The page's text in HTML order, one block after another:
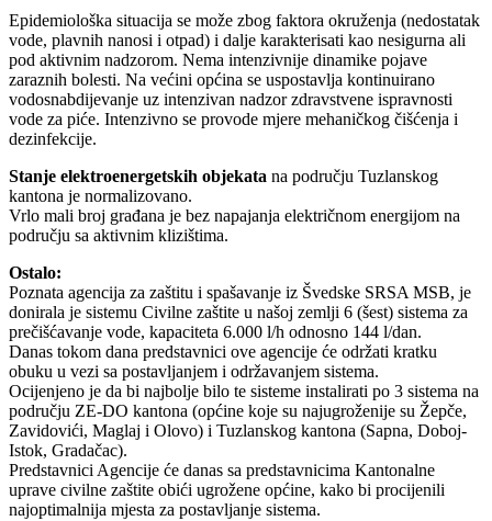
Epidemiološka situacija se može zbog faktora okruženja (nedostatak
vode, plavnih nanosi i otpad) i dalje karakterisati kao nesigurna ali
pod aktivnim nadzorom. Nema intenzivnije dinamike pojave
zaraznih bolesti. Na većini općina se uspostavlja kontinuirano
vodosnabdijevanje uz intenzivan nadzor zdravstvene ispravnosti
vode za piće. Intenzivno se provode mjere mehaničkog čišćenja i
dezinfekcije.
Stanje elektroenergetskih objekata na području Tuzlanskog
kantona je normalizovano.
Vrlo mali broj građana je bez napajanja električnom energijom na
području sa aktivnim klizištima.
Ostalo:
Poznata agencija za zaštitu i spašavanje iz Švedske SRSA MSB, je
donirala je sistemu Civilne zaštite u našoj zemlji 6 (šest) sistema za
prečišćavanje vode, kapaciteta 6.000 l/h odnosno 144 l/dan.
Danas tokom dana predstavnici ove agencije će održati kratku
obuku u vezi sa postavljanjem i održavanjem sistema.
Ocijenjeno je da bi najbolje bilo te sisteme instalirati po 3 sistema na
području ZE-DO kantona (općine koje su najugroženije su Žepče,
Zavidovići, Maglaj i Olovo) i Tuzlanskog kantona (Sapna, Doboj-
Istok, Gradačac).
Predstavnici Agencije će danas sa predstavnicima Kantonalne
uprave civilne zaštite obići ugrožene općine, kako bi procijenili
najoptimalnija mjesta za postavljanje sistema.